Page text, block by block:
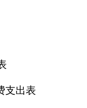
支出表